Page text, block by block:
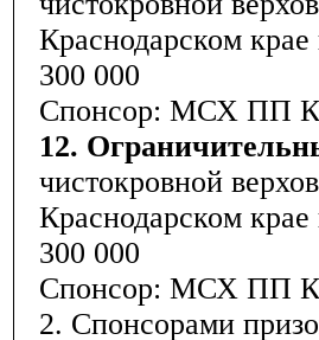
Краснодарском
300 000
Спонсор: МСХ ПП
12.
чистокровной
Краснодарском
300 000
Спонсор: МСХ ПП
2. Спонсорами